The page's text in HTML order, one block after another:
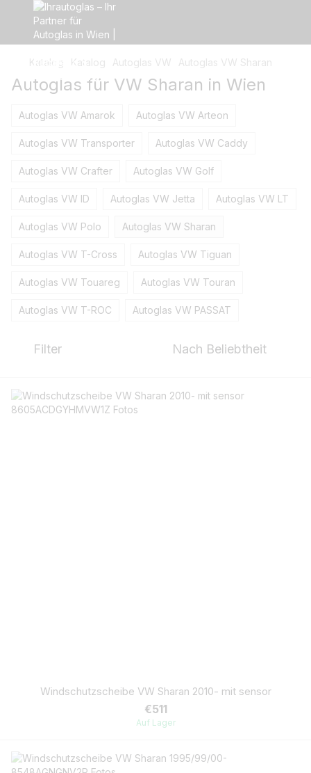
Katalog Katalog Autoglas VW Autoglas VW Sharan
Autoglas für VW Sharan in Wien
Autoglas VW Amarok Autoglas VW Arteon
Autoglas VW Transporter Autoglas VW Caddy
Autoglas VW Crafter Autoglas VW Golf
Autoglas VW ID Autoglas VW Jetta Autoglas VW LT
Autoglas VW Polo Autoglas VW Sharan
Autoglas VW T-Cross Autoglas VW Tiguan
Autoglas VW Touareg Autoglas VW Touran
Autoglas VW T-ROC Autoglas VW PASSAT
Filter Nach Beliebtheit
Windschutzscheibe VW Sharan 2010- mit sensor
€511
Auf Lager